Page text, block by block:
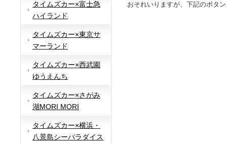
タイムズカー×富士急
ハイランド
タイムズカー×東京サ
マーランド
タイムズカー×西武園
ゆうえんち
タイムズカー×さがみ
湖MORI MORI
タイムズカー×横浜・
八景島シーパラダイス
おそれいりますが、下記のボタ